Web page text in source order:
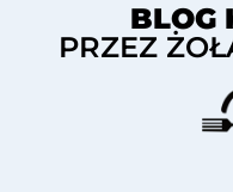
BLOG
PRZEZ